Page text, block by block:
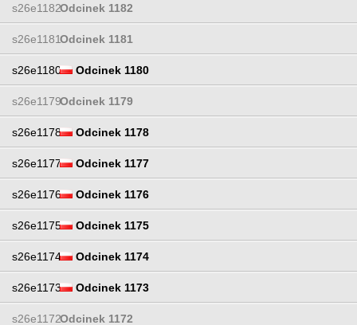
s26e1182Odcinek 1182
s26e1181Odcinek 1181
s26e1180 Odcinek 1180
s26e1179Odcinek 1179
s26e1178 Odcinek 1178
s26e1177 Odcinek 1177
s26e1176 Odcinek 1176
s26e1175 Odcinek 1175
s26e1174 Odcinek 1174
s26e1173 Odcinek 1173
s26e1172Odcinek 1172